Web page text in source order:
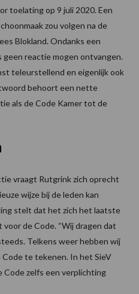
toelating op 9 juli 2020. Een
zou volgen na de
Blokland. Ondanks een
reactie mogen ontvangen.
teleurstellend en eigenlijk ook
behoort een nette
als de Code Kamer tot de
vraagt Rutgrink zich oprecht
wijze bij de leden kan
stelt dat het zich het laatste
de Code. “Wij dragen dat
Telkens weer hebben wij
te tekenen. In het SieV
Code zelfs een verplichting